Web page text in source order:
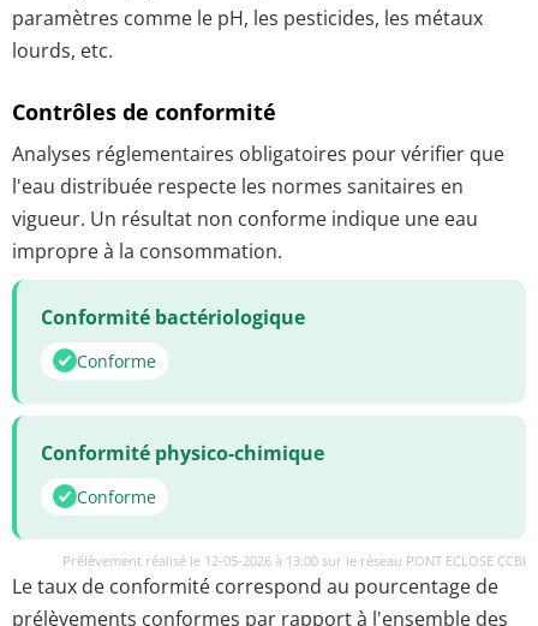
paramètres comme le pH, les pesticides, les métaux
lourds, etc.
Contrôles de conformité
Analyses réglementaires obligatoires pour vérifier que
l'eau distribuée respecte les normes sanitaires en
vigueur. Un résultat non conforme indique une eau
impropre à la consommation.
Conformité bactériologique
Conforme
Conformité physico-chimique
Conforme
Prélèvement réalisé le 12-05-2026 à 13:00 sur le réseau PONT ECLOSE CCBI
Le taux de conformité correspond au pourcentage de
prélèvements conformes par rapport à l'ensemble des